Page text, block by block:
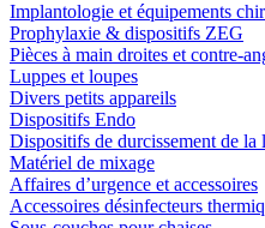
Implantologie et équipements
Prophylaxie & dispositifs ZEG
Pièces à main droites et contre-
Luppes et loupes
Divers petits appareils
Dispositifs Endo
Dispositifs de durcissement de la
Matériel de mixage
Affaires d’urgence et accessoires
Accessoires désinfecteurs